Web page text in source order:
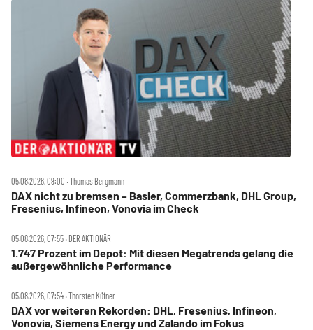
05.08.2026, 09:00 ‧ Thomas Bergmann
DAX nicht zu bremsen – Basler, Commerzbank, DHL Group,
Fresenius, Infineon, Vonovia im Check
05.08.2026, 07:55 ‧ DER AKTIONÄR
1.747 Prozent im Depot: Mit diesen Megatrends gelang die
außergewöhnliche Performance
05.08.2026, 07:54 ‧ Thorsten Küfner
DAX vor weiteren Rekorden: DHL, Fresenius, Infineon,
Vonovia, Siemens Energy und Zalando im Fokus